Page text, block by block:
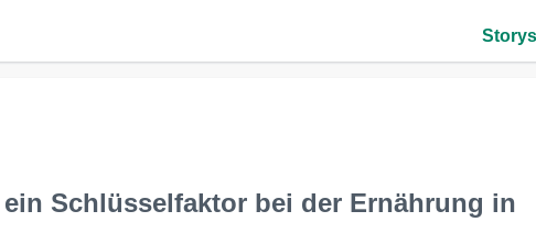
Storys
Schlüsselfaktor bei der Ernährung in